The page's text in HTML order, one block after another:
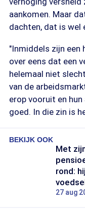
aankomen. Maar
dachten, dat is wel
"Inmiddels zijn een
over eens dat een
helemaal niet
van de
erop vooruit en
goed. In die zin is
BEKIJK OOK
Met
rond:
27 aug